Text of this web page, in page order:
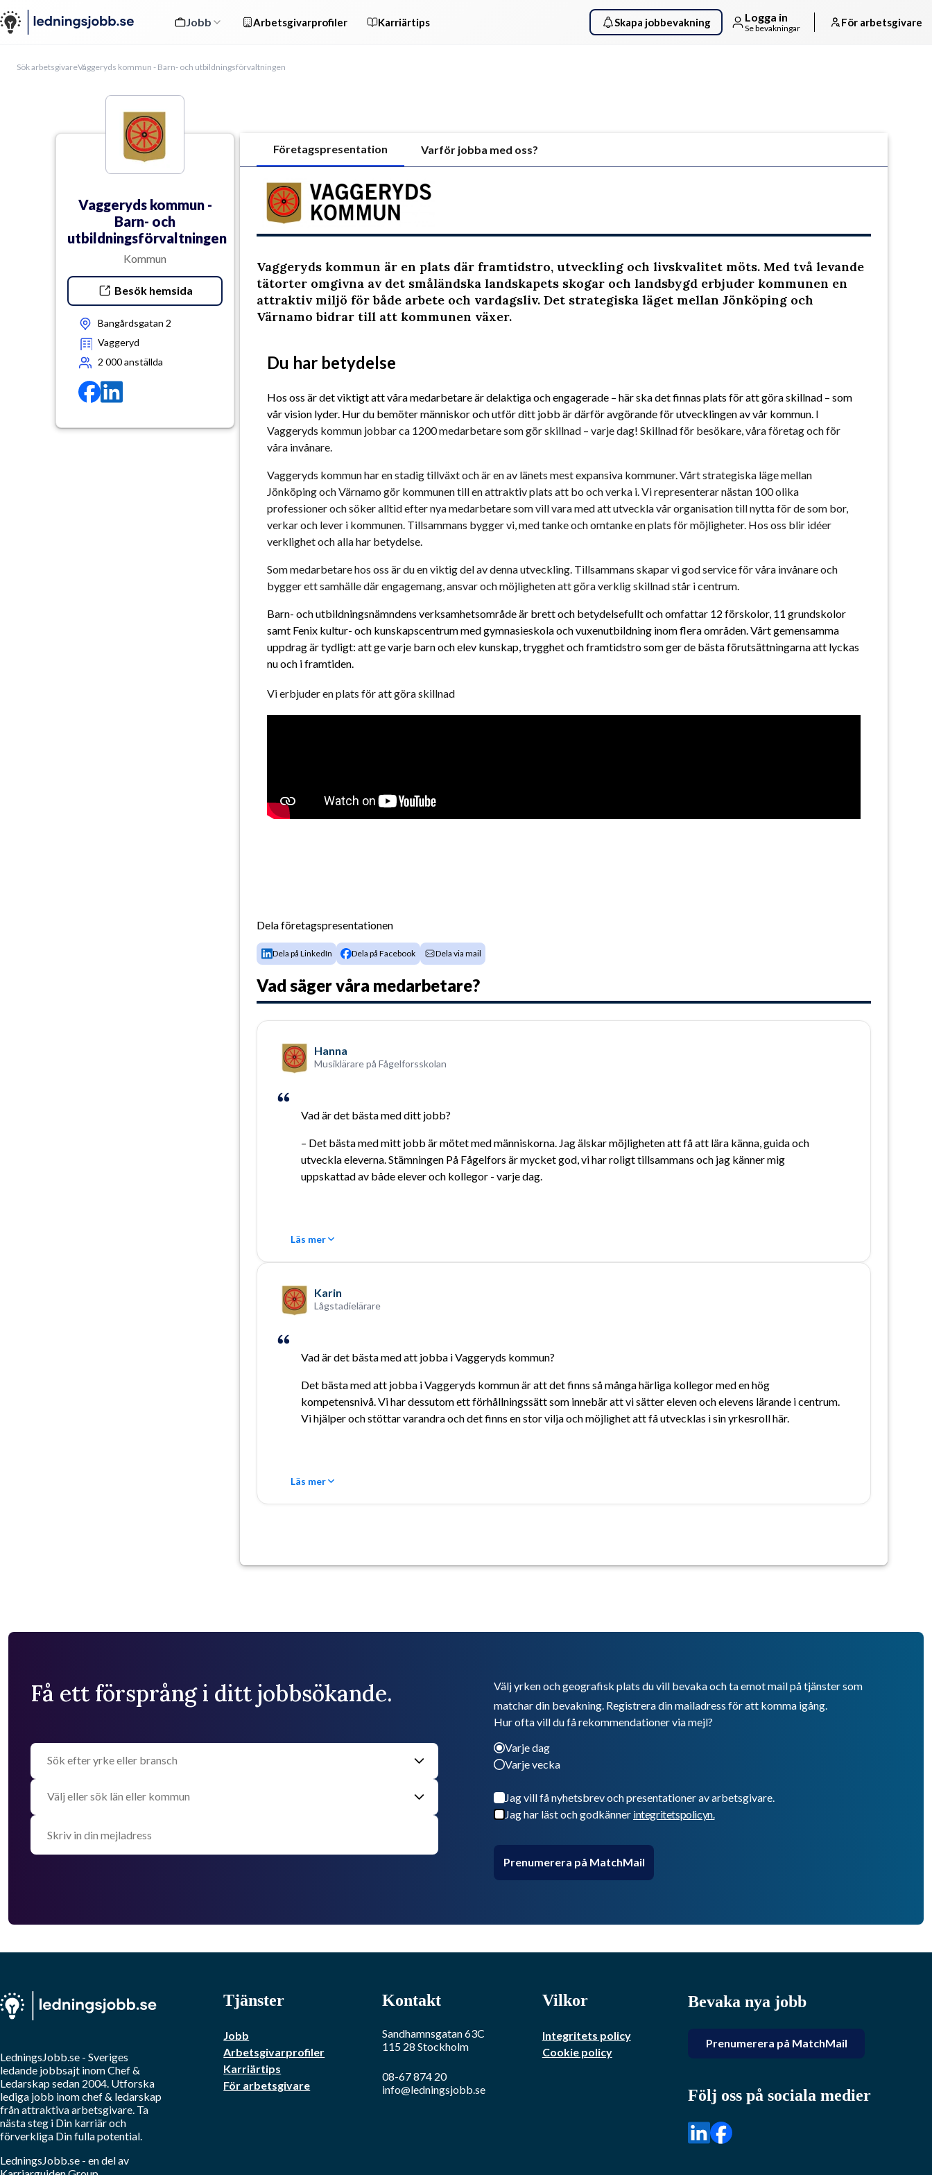
Jobb Arbetsgivarprofiler Karriärtips Skapa jobbevakning Logga in
Se bevakningar För arbetsgivare
Sök arbetsgivareVaggeryds kommun - Barn- och utbildningsförvaltningen
Vaggeryds kommun -
Barn- och
utbildningsförvaltningen
Kommun
Besök hemsida
Bangårdsgatan 2
Vaggeryd
2 000anställda
Företagspresentation Varför jobba med oss?
Vaggeryds kommun är en plats där framtidstro, utveckling och livskvalitet möts. Med två levande
tätorter omgivna av det småländska landskapets skogar och landsbygd erbjuder kommunen en
attraktiv miljö för både arbete och vardagsliv. Det strategiska läget mellan Jönköping och
Värnamo bidrar till att kommunen växer.
Du har betydelse
Hos oss är det viktigt att våra medarbetare är delaktiga och engagerade – här ska det finnas plats för att göra skillnad – som
vår vision lyder. Hur du bemöter människor och utför ditt jobb är därför avgörande för utvecklingen av vår kommun. I
Vaggeryds kommun jobbar ca 1200 medarbetare som gör skillnad – varje dag! Skillnad för besökare, våra företag och för
våra invånare.
Vaggeryds kommun har en stadig tillväxt och är en av länets mest expansiva kommuner. Vårt strategiska läge mellan
Jönköping och Värnamo gör kommunen till en attraktiv plats att bo och verka i. Vi representerar nästan 100 olika
professioner och söker alltid efter nya medarbetare som vill vara med att utveckla vår organisation till nytta för de som bor,
verkar och lever i kommunen. Tillsammans bygger vi, med tanke och omtanke en plats för möjligheter. Hos oss blir idéer
verklighet och alla har betydelse.
Som medarbetare hos oss är du en viktig del av denna utveckling. Tillsammans skapar vi god service för våra invånare och
bygger ett samhälle där engagemang, ansvar och möjligheten att göra verklig skillnad står i centrum.
Barn- och utbildningsnämndens verksamhetsområde är brett och betydelsefullt och omfattar 12 förskolor, 11 grundskolor
samt Fenix kultur- och kunskapscentrum med gymnasieskola och vuxenutbildning inom flera områden. Vårt gemensamma
uppdrag är tydligt: att ge varje barn och elev kunskap, trygghet och framtidstro som ger de bästa förutsättningarna att lyckas
nu och i framtiden.
Vi erbjuder en plats för att göra skillnad
Dela företagspresentationen
Dela på LinkedIn Dela på Facebook Dela via mail
Vad säger våra medarbetare?
Hanna
Musiklärare på Fågelforsskolan
Vad är det bästa med ditt jobb?
– Det bästa med mitt jobb är mötet med människorna. Jag älskar möjligheten att få att lära känna, guida och
utveckla eleverna. Stämningen På Fågelfors är mycket god, vi har roligt tillsammans och jag känner mig
uppskattad av både elever och kollegor - varje dag.
Läs mer
Karin
Lågstadielärare
Vad är det bästa med att jobba i Vaggeryds kommun?
Det bästa med att jobba i Vaggeryds kommun är att det finns så många härliga kollegor med en hög
kompetensnivå. Vi har dessutom ett förhållningssätt som innebär att vi sätter eleven och elevens lärande i centrum.
Vi hjälper och stöttar varandra och det finns en stor vilja och möjlighet att få utvecklas i sin yrkesroll här.
Läs mer
Få ett försprång i ditt jobbsökande.
Välj yrken och geografisk plats du vill bevaka och ta emot mail på tjänster som
matchar din bevakning. Registrera din mailadress för att komma igång.
Hur ofta vill du få rekommendationer via mejl?
Varje dag
Varje vecka
Jag vill få nyhetsbrev och presentationer av arbetsgivare.
Jag har läst och godkänner integritetspolicyn.
Prenumerera på MatchMail
LedningsJobb.se - Sveriges
ledande jobbsajt inomChef &
Ledarskapsedan 2004. Utforska
lediga jobb inomchef & ledarskap
från attraktiva arbetsgivare. Ta
nästa steg i Din karriär och
förverkliga Din fulla potential.
LedningsJobb.se - en del av
Tjänster
Jobb
Arbetsgivarprofiler
Karriärtips
För arbetsgivare
Kontakt
Sandhamnsgatan 63C
115 28 Stockholm
08-67 874 20
info@ledningsjobb.se
Vilkor
Integritets policy
Cookie policy
Bevaka nya jobb
Prenumerera på MatchMail
Följ oss på sociala medier